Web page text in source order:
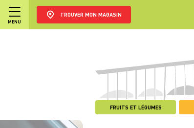
MENU
TROUVER MON MAGASIN
FRUITS ET LÉGUMES